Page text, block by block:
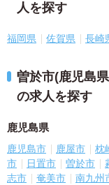
人を探す
福岡県 佐賀県 長崎
曽於市(鹿児島
の求人を探す
鹿児島県
鹿児島市 鹿屋市 枕
市
日置市 曽於市
志市
奄美市 南九州